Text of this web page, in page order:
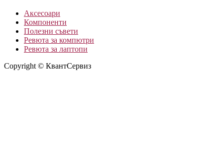
Аксесоари
Компоненти
Полезни съвети
Ревюта за компютри
Ревюта за лаптопи
Copyright © КвантСервиз